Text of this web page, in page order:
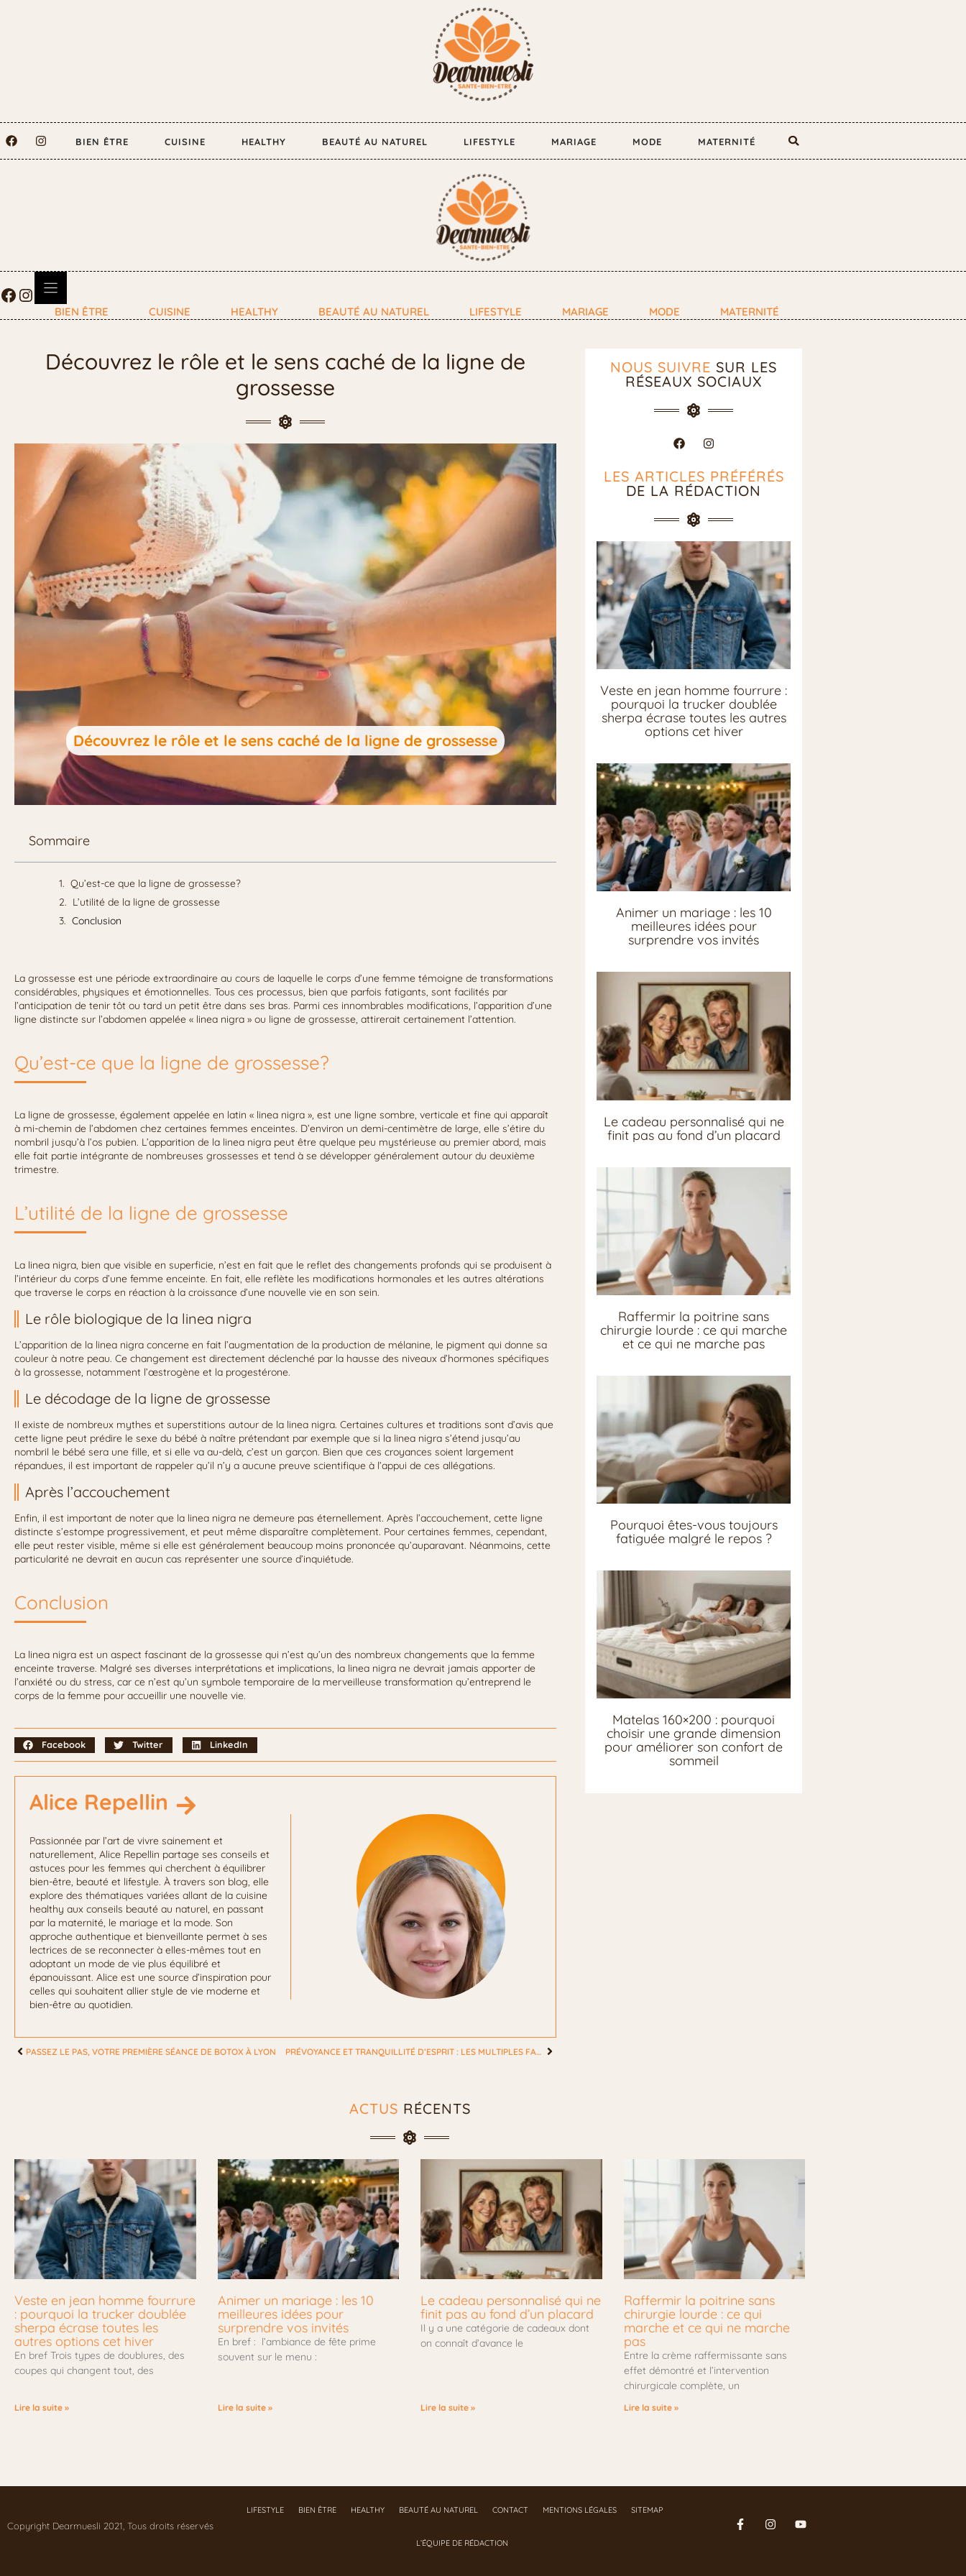
BIEN ÊTRE CUISINE HEALTHY BEAUTÉ AU NATUREL LIFESTYLE MARIAGE MODE MATERNITÉ
BIEN ÊTRE CUISINE HEALTHY BEAUTÉ AU NATUREL LIFESTYLE MARIAGE MODE MATERNITÉ
Découvrez le rôle et le sens caché de la ligne de
grossesse
Découvrez le rôle et le sens caché de la ligne de grossesse
Sommaire
Qu’est-ce que la ligne de grossesse?
L’utilité de la ligne de grossesse
Conclusion
La grossesse est une période extraordinaire au cours de laquelle le corps d’une femme témoigne de transformations
considérables, physiques et émotionnelles. Tous ces processus, bien que parfois fatigants, sont facilités par
l’anticipation de tenir tôt ou tard un petit être dans ses bras. Parmi ces innombrables modifications, l’apparition d’une
ligne distincte sur l’abdomen appelée « linea nigra » ou ligne de grossesse, attirerait certainement l’attention.
Qu’est-ce que la ligne de grossesse?
La ligne de grossesse, également appelée en latin « linea nigra », est une ligne sombre, verticale et fine qui apparaît
à mi-chemin de l’abdomen chez certaines femmes enceintes. D’environ un demi-centimètre de large, elle s’étire du
nombril jusqu’à l’os pubien. L’apparition de la linea nigra peut être quelque peu mystérieuse au premier abord, mais
elle fait partie intégrante de nombreuses grossesses et tend à se développer généralement autour du deuxième
trimestre.
L’utilité de la ligne de grossesse
La linea nigra, bien que visible en superficie, n’est en fait que le reflet des changements profonds qui se produisent à
l’intérieur du corps d’une femme enceinte. En fait, elle reflète les modifications hormonales et les autres altérations
que traverse le corps en réaction à la croissance d’une nouvelle vie en son sein.
Le rôle biologique de la linea nigra
L’apparition de la linea nigra concerne en fait l’augmentation de la production de mélanine, le pigment qui donne sa
couleur à notre peau. Ce changement est directement déclenché par la hausse des niveaux d’hormones spécifiques
à la grossesse, notamment l’œstrogène et la progestérone.
Le décodage de la ligne de grossesse
Il existe de nombreux mythes et superstitions autour de la linea nigra. Certaines cultures et traditions sont d’avis que
cette ligne peut prédire le sexe du bébé à naître prétendant par exemple que si la linea nigra s’étend jusqu’au
nombril le bébé sera une fille, et si elle va au-delà, c’est un garçon. Bien que ces croyances soient largement
répandues, il est important de rappeler qu’il n’y a aucune preuve scientifique à l’appui de ces allégations.
Après l’accouchement
Enfin, il est important de noter que la linea nigra ne demeure pas éternellement. Après l’accouchement, cette ligne
distincte s’estompe progressivement, et peut même disparaître complètement. Pour certaines femmes, cependant,
elle peut rester visible, même si elle est généralement beaucoup moins prononcée qu’auparavant. Néanmoins, cette
particularité ne devrait en aucun cas représenter une source d’inquiétude.
Conclusion
La linea nigra est un aspect fascinant de la grossesse qui n’est qu’un des nombreux changements que la femme
enceinte traverse. Malgré ses diverses interprétations et implications, la linea nigra ne devrait jamais apporter de
l’anxiété ou du stress, car ce n’est qu’un symbole temporaire de la merveilleuse transformation qu’entreprend le
corps de la femme pour accueillir une nouvelle vie.
Facebook Twitter LinkedIn
Alice Repellin
Passionnée par l’art de vivre sainement et
naturellement, Alice Repellin partage ses conseils et
astuces pour les femmes qui cherchent à équilibrer
bien-être, beauté et lifestyle. À travers son blog, elle
explore des thématiques variées allant de la cuisine
healthy aux conseils beauté au naturel, en passant
par la maternité, le mariage et la mode. Son
approche authentique et bienveillante permet à ses
lectrices de se reconnecter à elles-mêmes tout en
adoptant un mode de vie plus équilibré et
épanouissant. Alice est une source d’inspiration pour
celles qui souhaitent allier style de vie moderne et
bien-être au quotidien.
PASSEZ LE PAS, VOTRE PREMIÈRE SÉANCE DE BOTOX À LYON PRÉVOYANCE ET TRANQUILLITÉ D’ESPRIT : LES MULTIPLES FACETTES D’UNE MUTUELLE BIEN CHOISIE
NOUS SUIVRE SUR LES
RÉSEAUX SOCIAUX
LES ARTICLES PRÉFÉRÉS
DE LA RÉDACTION
Veste en jean homme fourrure :
pourquoi la trucker doublée
sherpa écrase toutes les autres
options cet hiver
Animer un mariage : les 10
meilleures idées pour
surprendre vos invités
Le cadeau personnalisé qui ne
finit pas au fond d’un placard
Raffermir la poitrine sans
chirurgie lourde : ce qui marche
et ce qui ne marche pas
Pourquoi êtes-vous toujours
fatiguée malgré le repos ?
Matelas 160×200 : pourquoi
choisir une grande dimension
pour améliorer son confort de
sommeil
ACTUS RÉCENTS
Veste en jean homme fourrure
: pourquoi la trucker doublée
sherpa écrase toutes les
autres options cet hiver
En bref Trois types de doublures, des
coupes qui changent tout, des
Lire la suite »
Animer un mariage : les 10
meilleures idées pour
surprendre vos invités
En bref : l’ambiance de fête prime
souvent sur le menu :
Lire la suite »
Le cadeau personnalisé qui ne
finit pas au fond d’un placard
Il y a une catégorie de cadeaux dont
on connaît d’avance le
Lire la suite »
Raffermir la poitrine sans
chirurgie lourde : ce qui
marche et ce qui ne marche
pas
Entre la crème raffermissante sans
effet démontré et l’intervention
chirurgicale complète, un
Lire la suite »
Copyright Dearmuesli 2021, Tous droits réservés
LIFESTYLE BIEN ÊTRE HEALTHY BEAUTÉ AU NATUREL CONTACT MENTIONS LÉGALES SITEMAP
L’ÉQUIPE DE RÉDACTION